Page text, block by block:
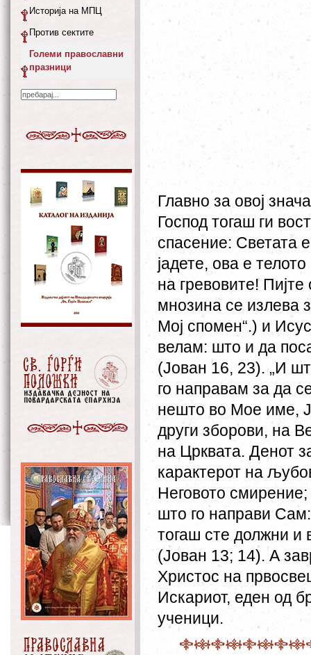
Главно за овој
Господ тогаш ги
спасение: Светата
јадете, ова е
на гревовите!
мнозина се излева
Мој спомен“.) и
велам: што и да
(Јован 16, 23). „И
го направам за да
нешто во Мое име,
други зборови, на
на Црквата. Денот
карактерот на
Неговото
што го направи
тогаш сте должни и
(Јован 13; 14). А
Христос на
Искариот, еден од
ученици.
Историја на МПЦ
Против сектите
Големи православни
празници